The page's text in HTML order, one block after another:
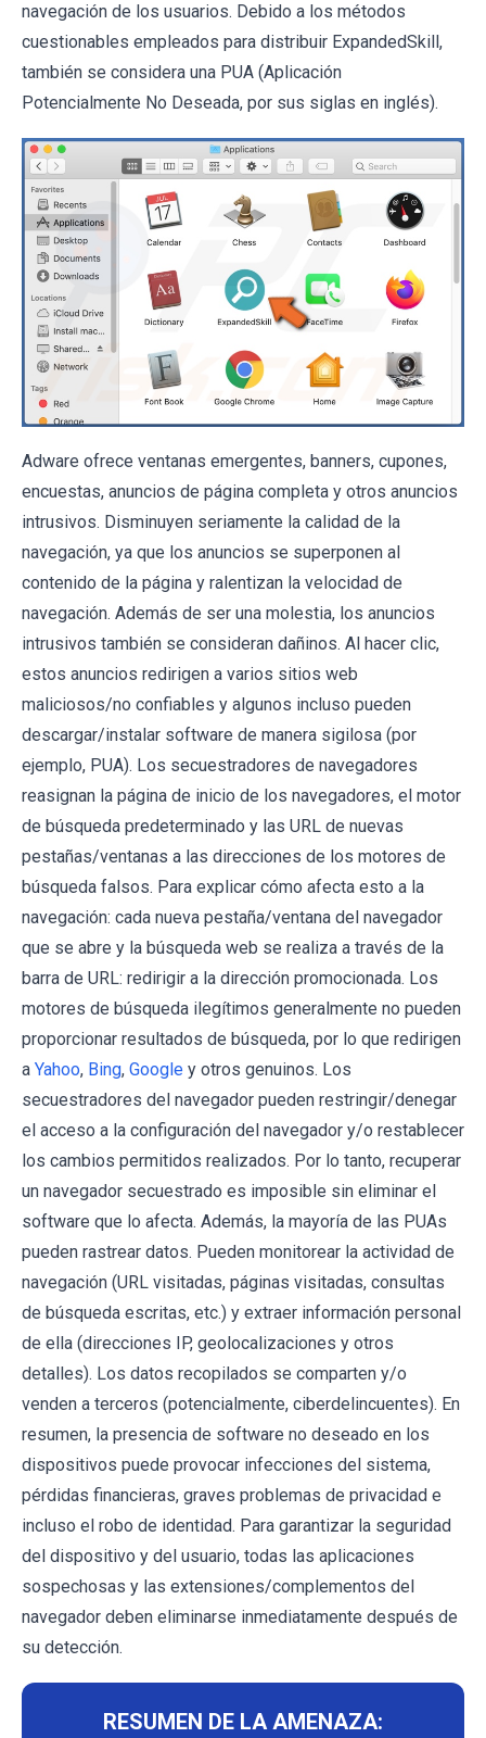
navegación de los usuarios. Debido a los métodos
cuestionables empleados para distribuir ExpandedSkill,
también se considera una PUA (Aplicación
Potencialmente No Deseada, por sus siglas en inglés).
Adware ofrece ventanas emergentes, banners, cupones,
encuestas, anuncios de página completa y otros anuncios
intrusivos. Disminuyen seriamente la calidad de la
navegación, ya que los anuncios se superponen al
contenido de la página y ralentizan la velocidad de
navegación. Además de ser una molestia, los anuncios
intrusivos también se consideran dañinos. Al hacer clic,
estos anuncios redirigen a varios sitios web
maliciosos/no confiables y algunos incluso pueden
descargar/instalar software de manera sigilosa (por
ejemplo, PUA). Los secuestradores de navegadores
reasignan la página de inicio de los navegadores, el motor
de búsqueda predeterminado y las URL de nuevas
pestañas/ventanas a las direcciones de los motores de
búsqueda falsos. Para explicar cómo afecta esto a la
navegación: cada nueva pestaña/ventana del navegador
que se abre y la búsqueda web se realiza a través de la
barra de URL: redirigir a la dirección promocionada. Los
motores de búsqueda ilegítimos generalmente no pueden
proporcionar resultados de búsqueda, por lo que redirigen
a Yahoo, Bing, Google y otros genuinos. Los
secuestradores del navegador pueden restringir/denegar
el acceso a la configuración del navegador y/o restablecer
los cambios permitidos realizados. Por lo tanto, recuperar
un navegador secuestrado es imposible sin eliminar el
software que lo afecta. Además, la mayoría de las PUAs
pueden rastrear datos. Pueden monitorear la actividad de
navegación (URL visitadas, páginas visitadas, consultas
de búsqueda escritas, etc.) y extraer información personal
de ella (direcciones IP, geolocalizaciones y otros
detalles). Los datos recopilados se comparten y/o
venden a terceros (potencialmente, ciberdelincuentes). En
resumen, la presencia de software no deseado en los
dispositivos puede provocar infecciones del sistema,
pérdidas financieras, graves problemas de privacidad e
incluso el robo de identidad. Para garantizar la seguridad
del dispositivo y del usuario, todas las aplicaciones
sospechosas y las extensiones/complementos del
navegador deben eliminarse inmediatamente después de
su detección.
RESUMEN DE LA AMENAZA: